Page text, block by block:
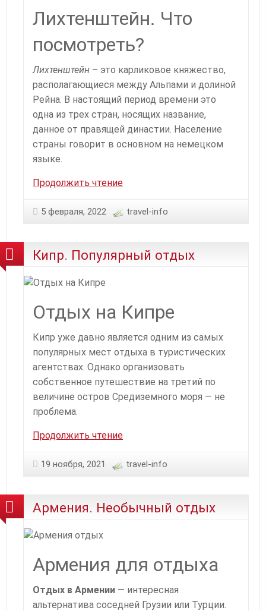
Лихтенштейн. Что
посмотреть?
Лихтенштейн – это карликовое княжество,
располагающиеся между Альпами и долиной
Рейна. В настоящий период времени это
одна из трех стран, носящих название,
данное от правящей династии. Население
страны говорит в основном на немецком
языке.
Продолжить чтениеЧто
где
Лихтенштейне
5 февраля, 2022 travel-info
Кипр. Популярный отдых
Отдых на Кипре
Кипр уже давно является одним из самых
популярных мест отдыха в туристических
агентствах. Однако организовать
собственное путешествие на третий по
величине остров Средиземного моря — не
проблема.
Продолжить чтениеКипр.
отдых
19 ноября, 2021 travel-info
Армения. Необычный отдых
Армения для отдыха
Отдых в Армении — интересная
альтернатива соседней Грузии или Турции.